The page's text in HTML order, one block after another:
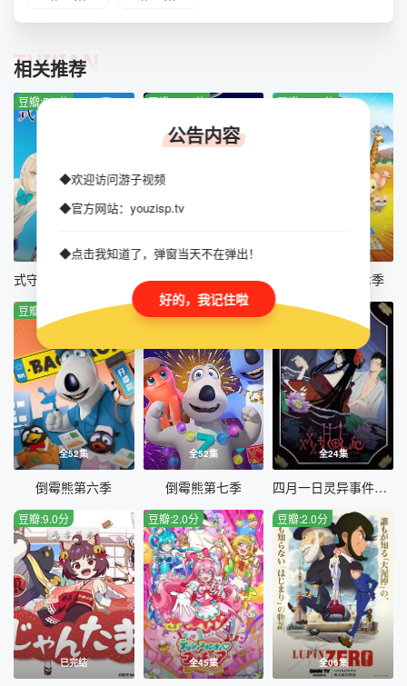
相关推荐
TUIJIAN
豆瓣:5.0分 豆瓣:10.0分
锈色铠甲 黎明
豆瓣:10.0分
海底小纵队第七季
全52集
豆瓣:8.0分
倒霉熊第六季
全52集
豆瓣:6.0分
倒霉熊第七季
全24集
豆瓣:6.0分
四月一日灵异事件簿第一季
已完结
豆瓣:9.0分
全45集
豆瓣:2.0分
全06集
豆瓣:2.0分
公告内容
◆欢迎访问游子视频
◆官方网站：youzisp.tv
◆点击我知道了，弹窗当天不在弹出！
好的，我记住啦